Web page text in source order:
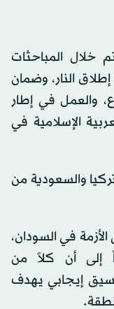
خلال المباحثات
النار، وضمان
والعمل في إطار
الإسلامية في
والسعودية من
في السودان،
إلى أن كلاً من
إيجابي يهدف